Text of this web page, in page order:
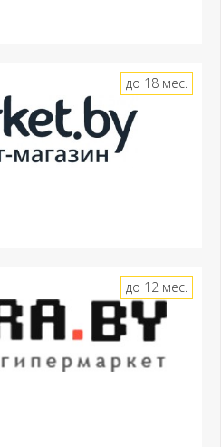
до 18 мес.
до 12 мес.